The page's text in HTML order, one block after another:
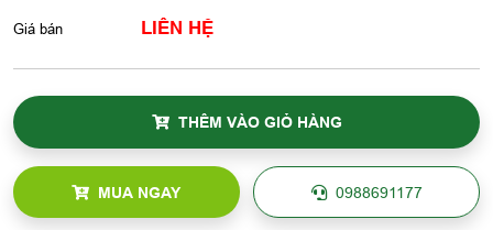
Giá bán LIÊN HỆ
THÊM VÀO GIỎ HÀNG
MUA NGAY 0988691177